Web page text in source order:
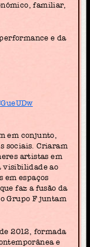
familiar,
e da
em conjunto,
sociais. Criaram
artistas em
visibilidade ao
em espaços
faz a fusão da
Grupo F juntam
2012, formada
e